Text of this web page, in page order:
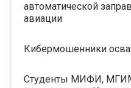
автоматической
авиации
Кибермошенники
Студенты МИФИ,